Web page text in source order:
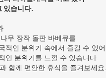
있습니다.
무 장작 돌판 바베큐를
적인 분위기 속에서 즐길 수 있어
인 분위기를 느낄 수 있습니다.
함께 편안한 휴식을 즐겨보세요.